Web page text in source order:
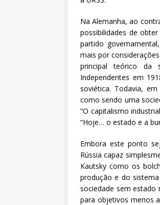
Na Alemanha, ao
possibilidades de
partido
mais por
principal teórico da
Independentes em
soviética. Todavia,
como sendo uma
“O capitalismo
“Hoje… o estado e a
Embora este ponto
Rússia capaz
Kautsky como os
produção e do
sociedade sem estado
para objetivos menos